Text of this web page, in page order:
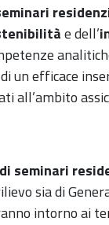
e dell’
un efficace
all’ambito
seminari
sia di
intorno ai